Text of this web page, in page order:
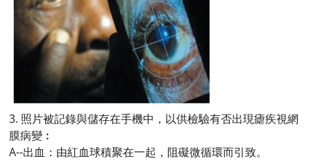
3. 照片被記錄與儲存在手機中，以供檢驗有否出現瘧疾視網
膜病變︰
A--出血：由紅血球積聚在一起，阻礙微循環而引致。